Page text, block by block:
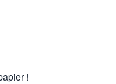
!